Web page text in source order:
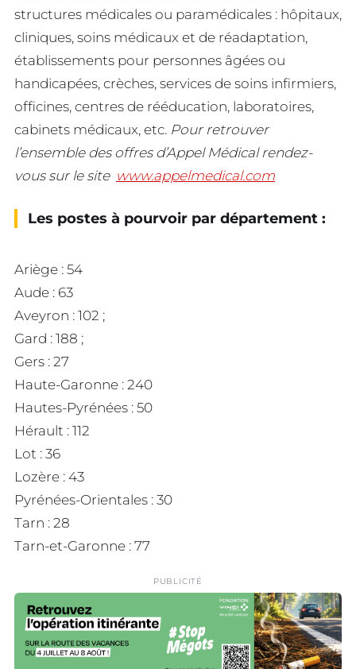
structures médicales ou paramédicales : hôpitaux,
cliniques, soins médicaux et de réadaptation,
établissements pour personnes âgées ou
handicapées, crèches, services de soins infirmiers,
officines, centres de rééducation, laboratoires,
cabinets médicaux, etc. Pour retrouver
l’ensemble des offres d’Appel Médical rendez-
vous sur le site www.appelmedical.com
Les postes à pourvoir par département :
Ariège : 54
Aude : 63
Aveyron : 102 ;
Gard : 188 ;
Gers : 27
Haute-Garonne : 240
Hautes-Pyrénées : 50
Hérault : 112
Lot : 36
Lozère : 43
Pyrénées-Orientales : 30
Tarn : 28
Tarn-et-Garonne : 77
PUBLICITÉ